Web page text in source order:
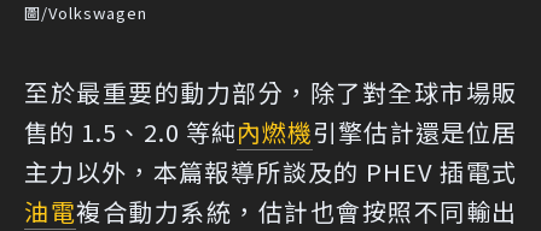
圖/Volkswagen
至於最重要的動力部分，除了對全球市場販
售的 1.5、2.0 等純內燃機引擎估計還是位居
主力以外，本篇報導所談及的 PHEV 插電式
油電複合動力系統，估計也會按照不同輸出